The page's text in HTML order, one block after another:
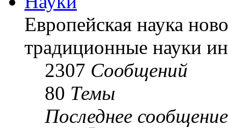
Европейская наука
традиционные науки
2307 Сообщений
80 Темы
Последнее сообщение